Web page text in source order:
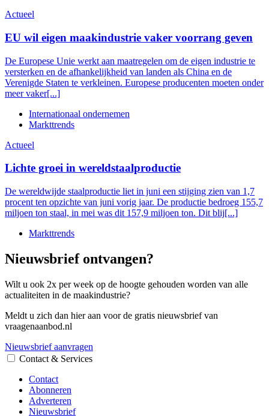
Actueel
EU wil eigen maakindustrie vaker voorrang geven
De Europese Unie werkt aan maatregelen om de eigen industrie te
versterken en de afhankelijkheid van landen als China en de
Verenigde Staten te verkleinen. Europese producenten moeten onder
meer vaker[...]
Internationaal ondernemen
Markttrends
Actueel
Lichte groei in wereldstaalproductie
De wereldwijde staalproductie liet in juni een stijging zien van 1,7
procent ten opzichte van juni vorig jaar. De productie bedroeg 155,7
miljoen ton staal, in mei was dit 157,9 miljoen ton. Dit blij[...]
Markttrends
Nieuwsbrief ontvangen?
Wilt u ook 2x per week op de hoogte gehouden worden van alle
actualiteiten in de maakindustrie?
Meldt u zich dan hier aan voor de gratis nieuwsbrief van
vraagenaanbod.nl
Nieuwsbrief aanvragen
Contact & Services
Contact
Abonneren
Adverteren
Nieuwsbrief